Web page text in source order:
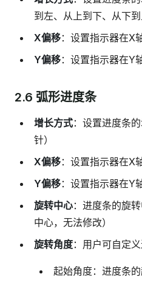
到左、从上到下、从下到
X偏移：设置指示器在X
Y偏移：设置指示器在Y
2.6 弧形进度条
增长方式：设置进度条
针）
X偏移：设置指示器在X
Y偏移：设置指示器在Y
旋转中心：进度条的旋
中心，无法修改）
旋转角度：用户可自定
起始角度：进度条